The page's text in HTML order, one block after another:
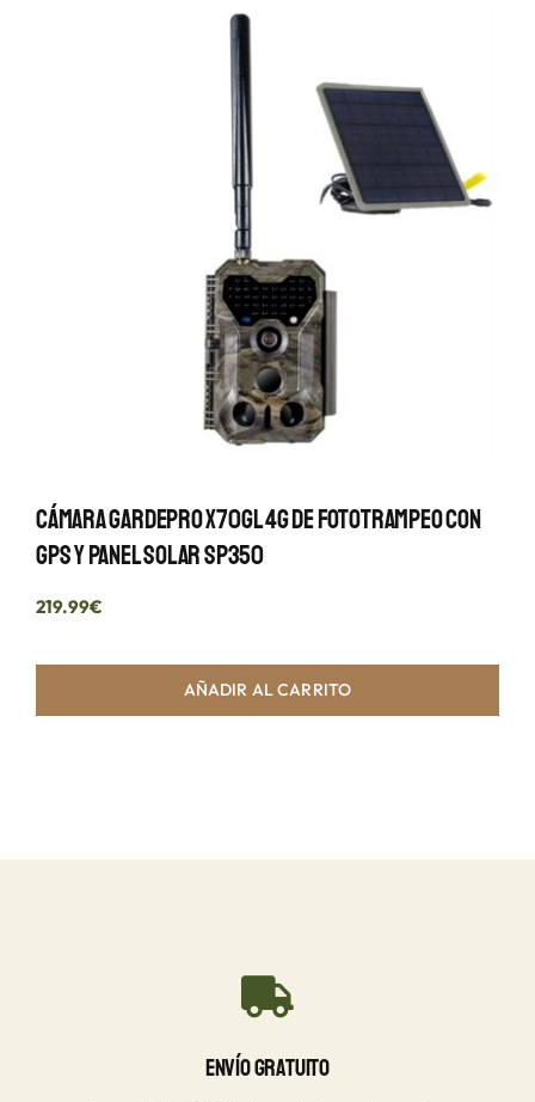
Cámara GardePro X70GL 4G De Fototrampeo Con
GPS Y Panel Solar SP350
219.99€
AÑADIR AL CARRITO
Envío Gratuito